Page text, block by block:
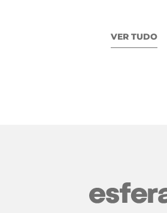
VER TUDO